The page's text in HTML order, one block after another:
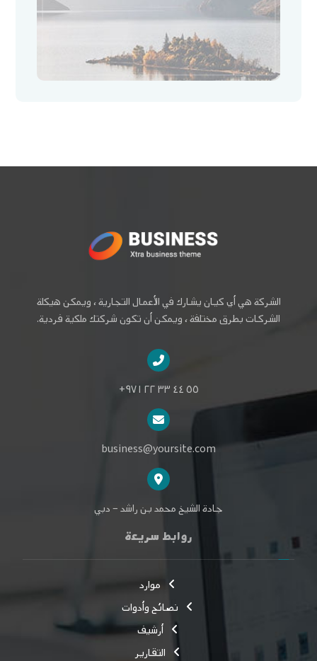
الشركة هي أي كيان يشارك في الأعمال التجارية ، ويمكن هيكلة
الشركات بطرق مختلفة ، ويمكن أن تكون شركتك ملكية فردية.
٥٥ ٤٤ ٣٣ ٢٢ ٩٧١+
business@yoursite.com
جادة الشيخ محمد بن راشد – دبي
روابط سريعة
موارد
نصائح وأدوات
أرشيف
التقارير